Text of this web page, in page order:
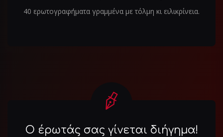
40 ερωτογραφήματα γραμμένα με τόλμη κι ειλικρίνεια.
Ο έρωτάς σας γίνεται διήγημα!